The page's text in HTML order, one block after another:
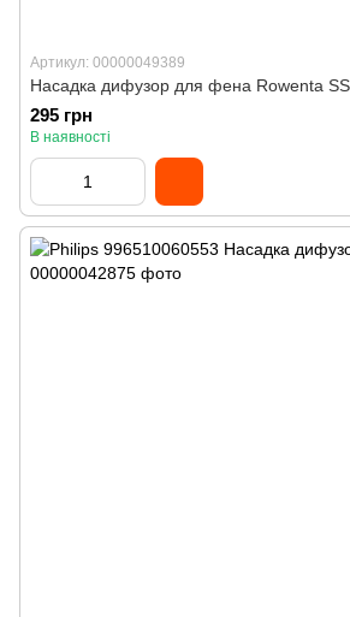
Артикул: 00000049389
Насадка дифузор для фена Rowenta
295 грн
В наявності